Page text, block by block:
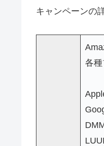
キャンペーンの
各